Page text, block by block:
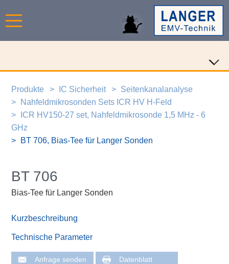
Produkte IC Sicherheit
Seitenkanalanalyse
Nahfeldmikrosonden Sets ICR HV H-Feld
ICR HV150-27 set, Nahfeldmikrosonde 1,5 MHz - 6
GHz
BT 706, Bias-Tee für Langer Sonden
BT 706
Bias-Tee für Langer Sonden
Kurzbeschreibung
Technische Parameter
Anfrage senden Datenblatt